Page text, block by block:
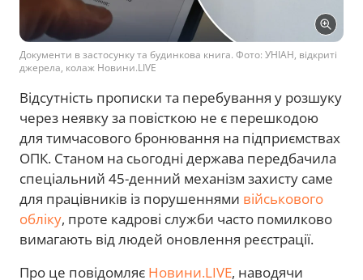
Документи в застосунку та будинкова книга. Фото: УНІАН, відкриті
джерела, колаж Новини.LIVE
Відсутність прописки та перебування у розшуку
через неявку за повісткою не є перешкодою
для тимчасового бронювання на підприємствах
ОПК. Станом на сьогодні держава передбачила
спеціальний 45-денний механізм захисту саме
для працівників із порушеннями військового
обліку, проте кадрові служби часто помилково
вимагають від людей оновлення реєстрації.
Про це повідомляє Новини.LIVE, наводячи